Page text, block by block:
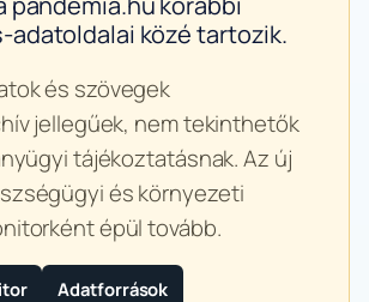
adatoldalai közé tartozik.
és szövegek
jellegűek, nem tekinthetők
tájékoztatásnak. Az új
és környezeti
épül tovább.
Adatforrások